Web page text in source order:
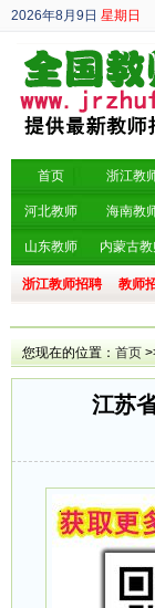
2026年8月9日 星期日
丙午年 六月廿七
首页 浙江教
河北教师 海南教
山东教师 内蒙古
浙江教师招聘 教师
您现在的位置： 首页
江苏